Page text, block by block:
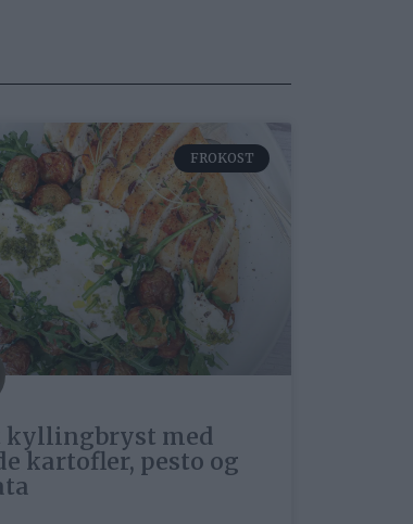
FROKOST
kyllingbryst med
kartofler, pesto og